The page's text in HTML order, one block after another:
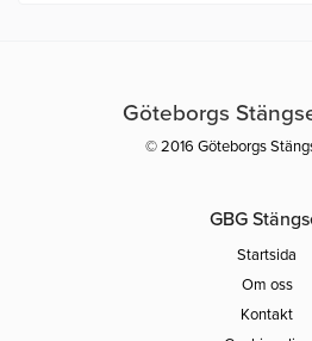
Göteborgs
© 2016 Göteborgs
GBG
Startsida
Om oss
Kontakt